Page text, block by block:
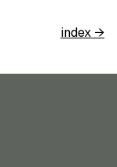
index →